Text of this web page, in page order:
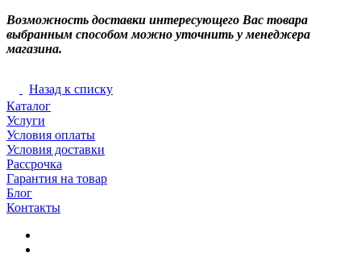
Возможность доставки интересующего Вас товара
выбранным способом можно уточнить у менеджера
магазина.
Назад к списку
Каталог
Услуги
Условия оплаты
Условия доставки
Рассрочка
Гарантия на товар
Блог
Контакты